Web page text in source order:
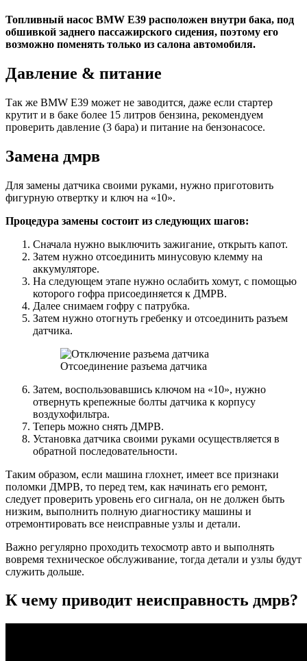
Топливный насос BMW E39 расположен внутри бака, под
обшивкой заднего пассажирского сидения, поэтому его
возможно поменять только из салона автомобиля.
Давление & питание
Так же BMW E39 может не заводится, даже если стартер
крутит и в баке более 15 литров бензина, рекомендуем
проверить давление (3 бара) и питание на бензонасосе.
Замена дмрв
Для замены датчика своими руками, нужно приготовить
фигурную отвертку и ключ на «10».
Процедура замены состоит из следующих шагов:
Сначала нужно выключить зажигание, открыть капот.
Затем нужно отсоединить минусовую клемму на
аккумуляторе.
На следующем этапе нужно ослабить хомут, с помощью
которого гофра присоединяется к ДМРВ.
Далее снимаем гофру с патрубка.
Затем нужно отогнуть гребенку и отсоединить разъем
датчика.
Отсоединение разъема датчика
Затем, воспользовавшись ключом на «10», нужно
отвернуть крепежные болты датчика к корпусу
воздухофильтра.
Теперь можно снять ДМРВ.
Установка датчика своими руками осуществляется в
обратной последовательности.
Таким образом, если машина глохнет, имеет все признаки
поломки ДМРВ, то перед тем, как начинать его ремонт,
следует проверить уровень его сигнала, он не должен быть
низким, выполнить полную диагностику машины и
отремонтировать все неисправные узлы и детали.
Важно регулярно проходить техосмотр авто и выполнять
вовремя техническое обслуживание, тогда детали и узлы будут
служить дольше.
К чему приводит неисправность дмрв?